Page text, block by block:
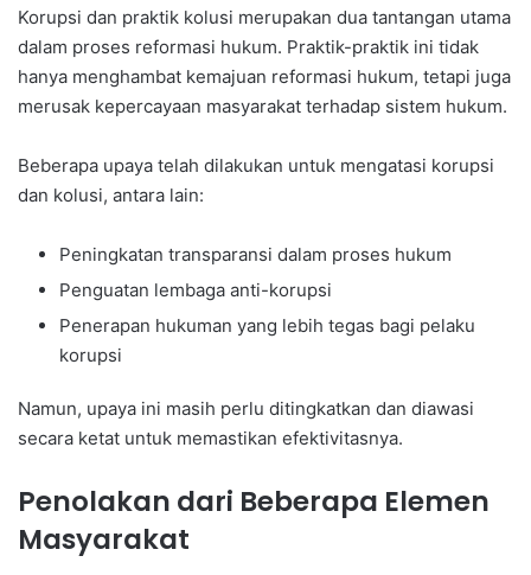
Korupsi dan praktik kolusi merupakan dua tantangan utama
dalam proses reformasi hukum. Praktik-praktik ini tidak
hanya menghambat kemajuan reformasi hukum, tetapi juga
merusak kepercayaan masyarakat terhadap sistem hukum.
Beberapa upaya telah dilakukan untuk mengatasi korupsi
dan kolusi, antara lain:
Peningkatan transparansi dalam proses hukum
Penguatan lembaga anti-korupsi
Penerapan hukuman yang lebih tegas bagi pelaku
korupsi
Namun, upaya ini masih perlu ditingkatkan dan diawasi
secara ketat untuk memastikan efektivitasnya.
Penolakan dari Beberapa Elemen
Masyarakat